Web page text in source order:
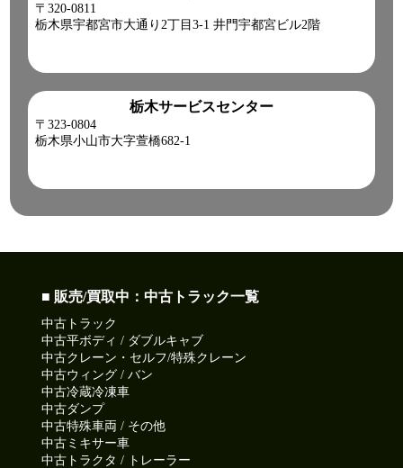
〒320-0811
栃木県宇都宮市大通り2丁目3-1 井門宇都宮ビル2階
栃木サービスセンター
〒323-0804
栃木県小山市大字萱橋682-1
■ 販売/買取中：中古トラック一覧
中古トラック
中古平ボディ / ダブルキャブ
中古クレーン・セルフ/特殊クレーン
中古ウィング / バン
中古冷蔵冷凍車
中古ダンプ
中古特殊車両 / その他
中古ミキサー車
中古トラクタ / トレーラー